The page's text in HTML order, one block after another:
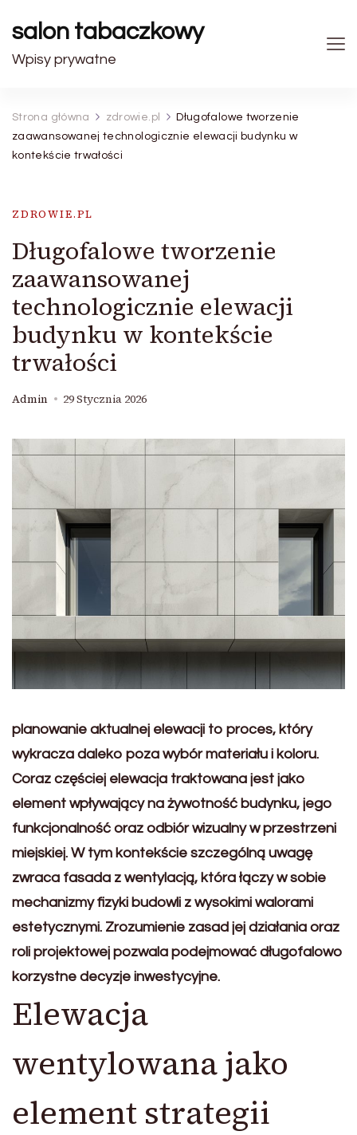
salon tabaczkowy
Wpisy prywatne
Strona główna zdrowie.pl
Długofalowe tworzenie
zaawansowanej technologicznie elewacji budynku w
kontekście trwałości
ZDROWIE.PL
Długofalowe tworzenie
zaawansowanej
technologicznie elewacji
budynku w kontekście
trwałości
Admin 29 Stycznia 2026
planowanie aktualnej elewacji to proces, który
wykracza daleko poza wybór materiału i koloru.
Coraz częściej elewacja traktowana jest jako
element wpływający na żywotność budynku, jego
funkcjonalność oraz odbiór wizualny w przestrzeni
miejskiej. W tym kontekście szczególną uwagę
zwraca fasada z wentylacją, która łączy w sobie
mechanizmy fizyki budowli z wysokimi walorami
estetycznymi. Zrozumienie zasad jej działania oraz
roli projektowej pozwala podejmować długofalowo
korzystne decyzje inwestycyjne.
Elewacja
wentylowana jako
element strategii